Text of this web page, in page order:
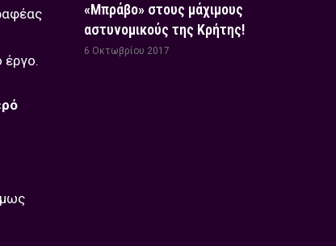
έργο.
«Μπράβο» στους μάχιμους
αστυνομικούς της Κρήτης!
6 Οκτωβρίου 2017